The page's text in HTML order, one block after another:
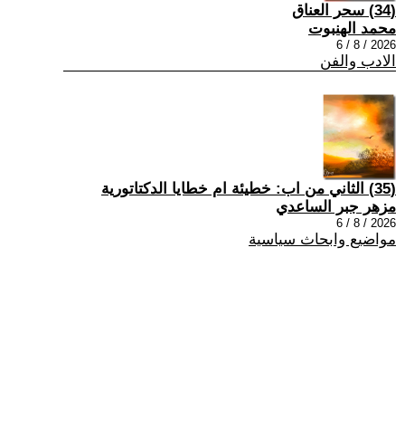
(34) سحر العناق
محمد الهنبوت
2026 / 8 / 6
الادب والفن
(35) الثاني من اب: خطيئة ام خطايا الدكتاتورية
مزهر جبر الساعدي
2026 / 8 / 6
مواضيع وابحاث سياسية